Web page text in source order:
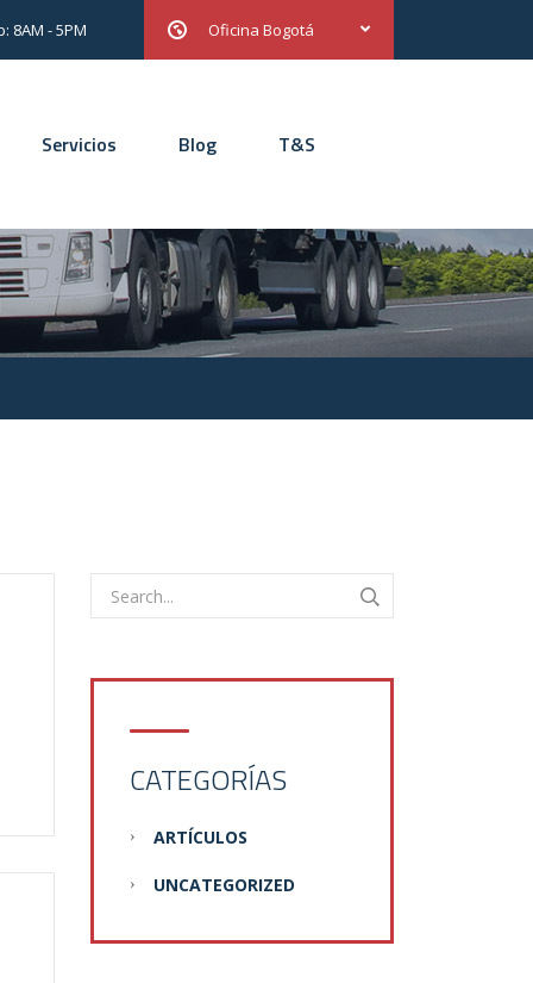
Oficina Bogotá
8AM - 5PM
Servicios Blog T&S
CATEGORÍAS
ARTÍCULOS
UNCATEGORIZED